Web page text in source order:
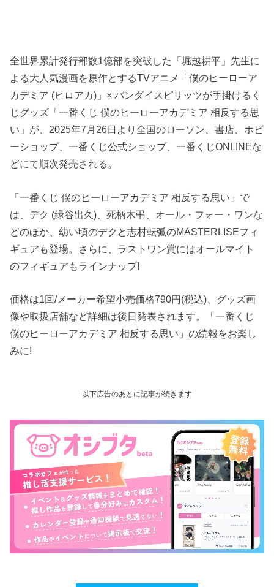
全世界累計発行部数1億部を突破した「堀越耕平」先生に
よる大人気漫画を原作とするTVアニメ「僕のヒーローア
カデミア (ヒロアカ)」× バンダイスピリッツが手掛けるく
じグッズ「一番くじ 僕のヒーローアカデミア 相反する思
い」が、2025年7月26日より全国のローソン、書店、ホビ
ーショップ、一番くじ公式ショップ、一番くじONLINEな
どにて順次発売される。
「一番くじ 僕のヒーローアカデミア 相反する思い」で
は、デク (緑谷出久)、死柄木弔、オール・フォー・ワンな
どのほか、幼い頃のデクと志村転弧のMASTERLISEフィ
ギュアも登場。さらに、ラストワン賞にはオールマイト
のフィギュアもラインナップ!
価格は1回/メーカー希望小売価格790円(税込)、グッズ画
像や取扱店舗など詳細は後日発表されます。「一番くじ
僕のヒーローアカデミア 相反する思い」の続報をお楽し
みに!
以下広告のあとに記事が続きます